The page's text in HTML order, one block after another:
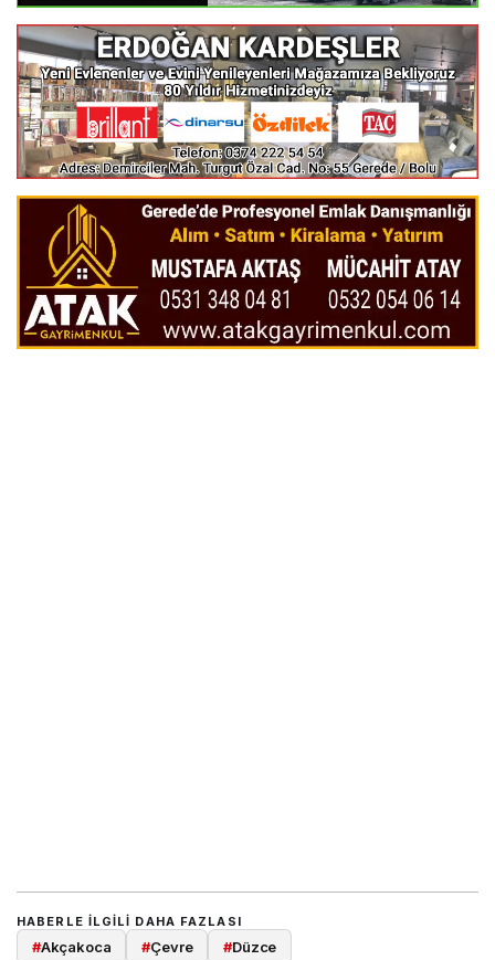
HABERLE ILGILI DAHA FAZLASI
#Akçakoca #Çevre #Düzce